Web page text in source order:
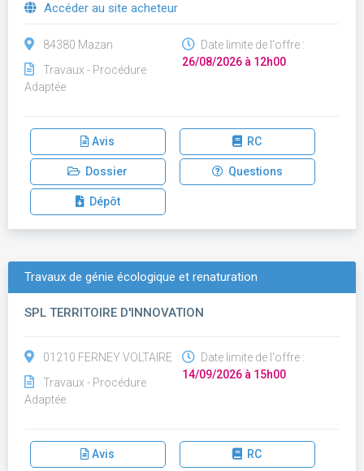
Accéder au site acheteur
84380 Mazan
Travaux - Procédure
Adaptée
Date limite de l'offre :
26/08/2026 à 12h00
Avis RC
Dossier Questions
Dépôt
Travaux de génie écologique et renaturation
SPL TERRITOIRE D'INNOVATION
01210 FERNEY VOLTAIRE
Travaux - Procédure
Adaptée
Date limite de l'offre :
14/09/2026 à 15h00
Avis RC